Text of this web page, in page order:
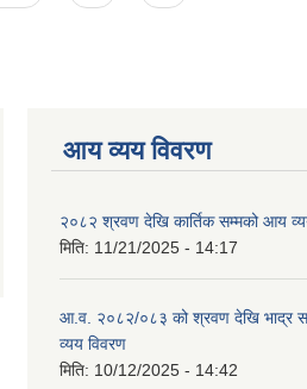
आय व्यय विवरण
२०८२ श्रवण देखि कार्तिक सम्मको आय
मिति: 11/21/2025 - 14:17
आ.व. २०८२/०८३ को श्रवण देखि भाद्र
व्यय विवरण
मिति: 10/12/2025 - 14:42